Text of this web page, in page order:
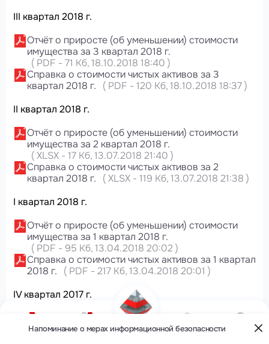
III квартал 2018 г.
Отчёт о приросте (об уменьшении) стоимости
имущества за 3 квартал 2018 г.
( PDF - 71 Кб, 18.10.2018 18:40 )
Справка о стоимости чистых активов за 3
квартал 2018 г.
( PDF - 120 Кб, 18.10.2018 18:37)
II квартал 2018 г.
Отчёт о приросте (об уменьшении) стоимости
имущества за 2 квартал 2018 г.
(XLSX - 17 Кб, 13.07.2018 21:40 )
Справка о стоимости чистых активов за 2
квартал 2018 г.
(XLSX - 119 Кб, 13.07.2018 21:38 )
I квартал 2018 г.
Отчёт о приросте (об уменьшении) стоимости
имущества за 1 квартал 2018 г.
( PDF - 95 Кб, 13.04.2018 20:02 )
Справка о стоимости чистых активов за 1 квартал
2018 г.
( PDF - 217 Кб, 13.04.2018 20:01 )
IV квартал 2017 г.
Аудиторское заключение за 4 квартал 2017 г.
(PDF-37 Мб, 15.03.2018 10:15)
Напоминание о мерах информационной безопасности
О компании
Фонды
Кабинет Контакты